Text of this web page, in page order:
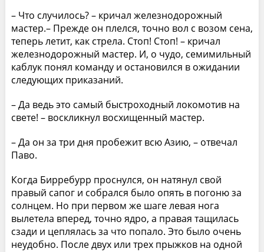
– Что случилось? – кричал железнодорожный
мастер.– Прежде он плелся, точно вол с возом сена,
теперь летит, как стрела. Стоп! Стоп! – кричал
железнодорожный мастер. И, о чудо, семимильный
каблук понял команду и остановился в ожидании
следующих приказаний.
– Да ведь это самый быстроходный локомотив на
свете! – воскликнул восхищенный мастер.
– Да он за три дня пробежит всю Азию, – отвечал
Паво.
Когда Бирребурр проснулся, он натянул свой
правый сапог и собрался было опять в погоню за
солнцем. Но при первом же шаге левая нога
вылетела вперед, точно ядро, а правая тащилась
сзади и цеплялась за что попало. Это было очень
неудобно. После двух или трех прыжков на одной